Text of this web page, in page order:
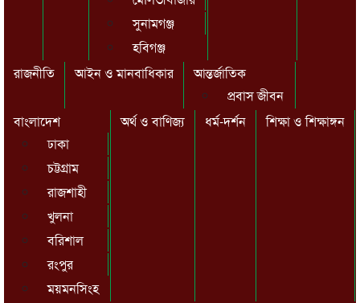
সুনামগঞ্জ
হবিগঞ্জ
রাজনীতি আইন ও মানবাধিকার
আন্তর্জাতিক
প্রবাস জীবন
বাংলাদেশ
ঢাকা
চট্টগ্রাম
রাজশাহী
খুলনা
বরিশাল
রংপুর
ময়মনসিংহ
অর্থ ও বাণিজ্য ধর্ম-দর্শন শিক্ষা ও শিক্ষাঙ্গন